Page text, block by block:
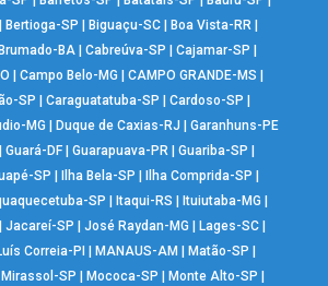
Bertioga-SP Biguaçu-SC Boa Vista-RR
Brumado-BA| Cabreúva-SP Cajamar-SP
|Campo Belo-MG |CAMPO GRANDE-MS
SP
Caraguatatuba-SP Cardoso-SP
MG Duque de Caxias-RJ
Garanhuns-PE
Guará-DF| Guarapuava-PR| Guariba-SP
SP Ilha Bela-SP Ilha Comprida-SP
SP Itaqui-RS Ituiutaba-MG
Jacareí-SP José Raydan-MG Lages-SC|
Correia-PI MANAUS-AM Matão-SP
Mirassol-SP Mococa-SP Monte Alto-SP